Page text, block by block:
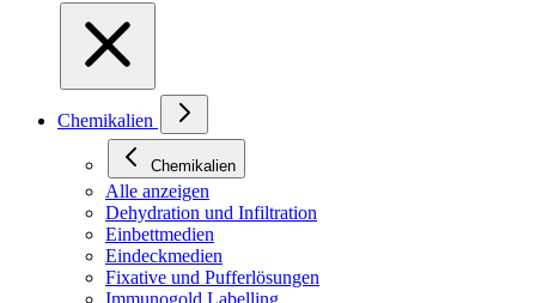
Chemikalien
Chemikalien
Alle anzeigen
Dehydration und Infiltration
Einbettmedien
Eindeckmedien
Fixative und Pufferlösungen
Immunogold Labelling